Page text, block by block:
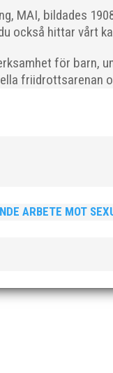
MAI, bildades
också hittar vårt
för barn,
friidrottsarenan
ARBETE MOT
detta inslag i
två platser för
dig viktig kunskap
arbete och